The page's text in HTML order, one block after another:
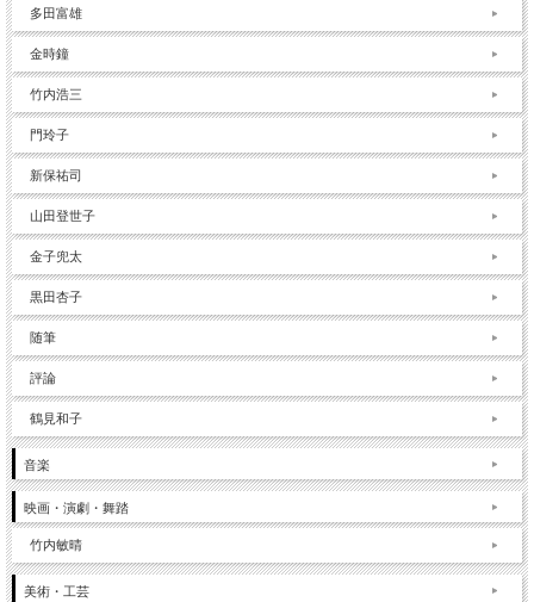
多田富雄
金時鐘
竹内浩三
門玲子
新保祐司
山田登世子
金子兜太
黒田杏子
随筆
評論
鶴見和子
音楽
映画・演劇・舞踏
竹内敏晴
美術・工芸